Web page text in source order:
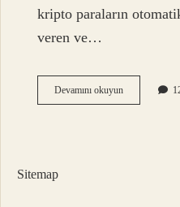
kripto paraların
veren ve…
Devamını okuyunAlım
Satım
Sitemap